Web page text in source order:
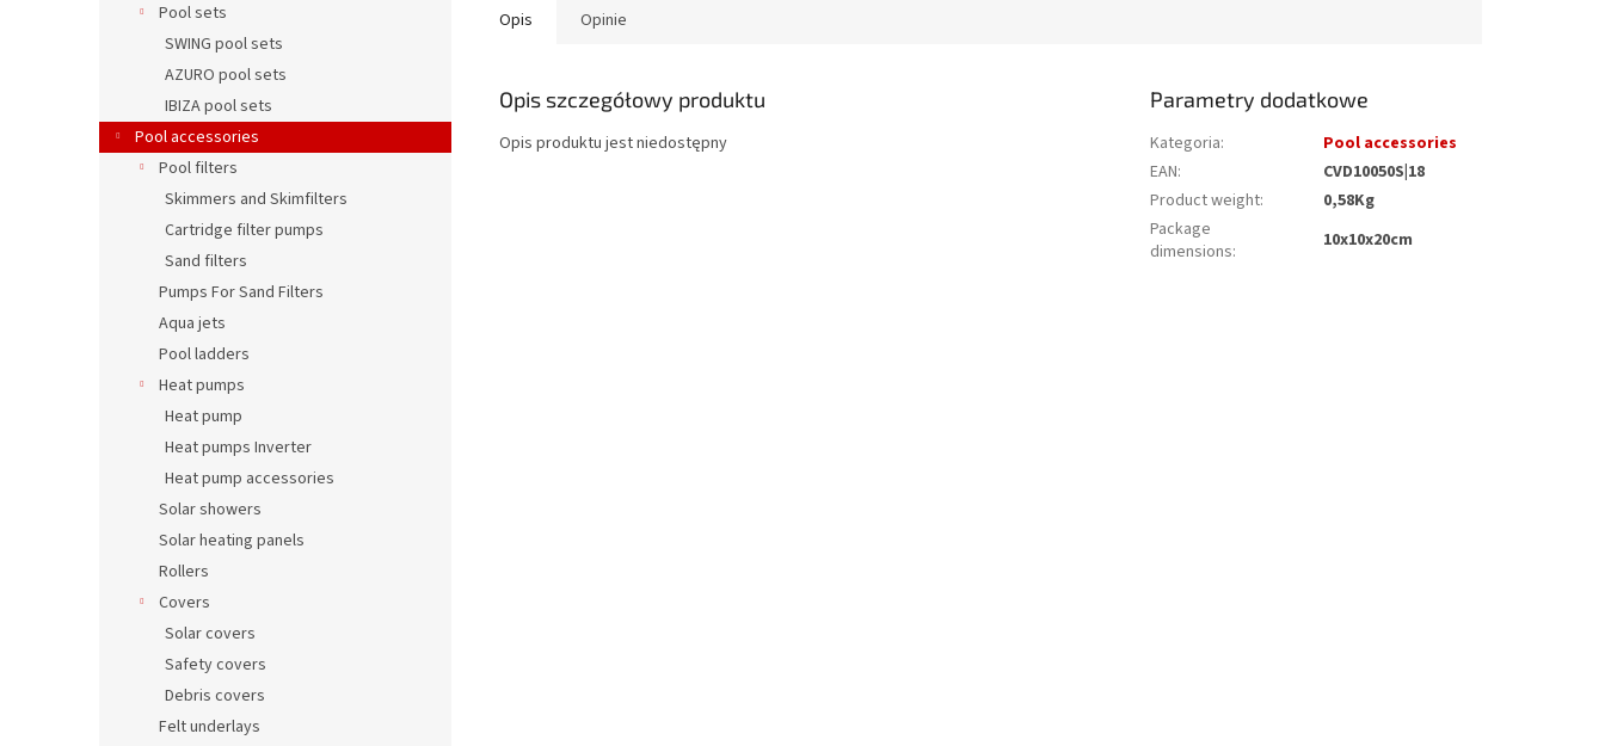
Pool sets
SWING pool sets
AZURO pool sets
IBIZA pool sets
Pool accessories
Pool filters
Skimmers and Skimfilters
Cartridge filter pumps
Sand filters
Pumps For Sand Filters
Aqua jets
Pool ladders
Heat pumps
Heat pump
Heat pumps Inverter
Heat pump accessories
Solar showers
Solar heating panels
Rollers
Covers
Solar covers
Safety covers
Debris covers
Felt underlays
Opis Opinie
Opis szczegółowy produktu
Opis produktu jest niedostępny
Parametry dodatkowe
Kategoria:
Pool accessories
EAN:
CVD10050S|18
Product weight:
0,58Kg
Package
dimensions: 10x10x20cm